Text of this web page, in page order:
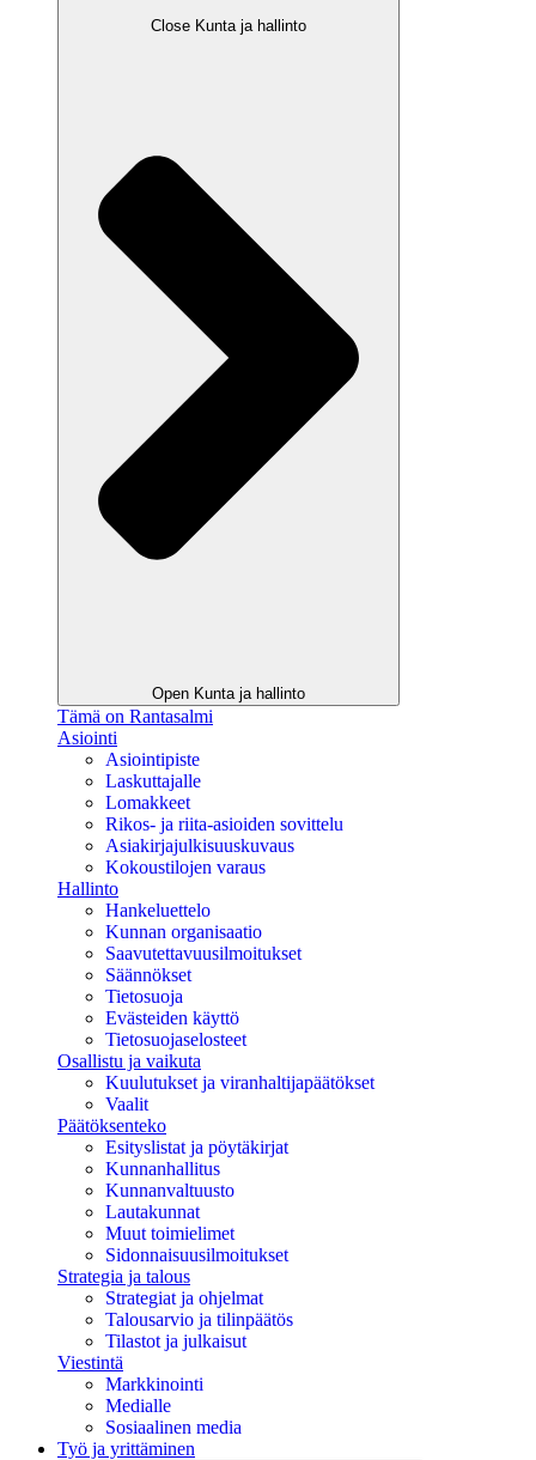
Close Kunta ja hallinto
Open Kunta ja hallinto
Tämä on Rantasalmi
Asiointi
Asiointipiste
Laskuttajalle
Lomakkeet
Rikos- ja riita-asioiden sovittelu
Asiakirjajulkisuuskuvaus
Kokoustilojen varaus
Hallinto
Hankeluettelo
Kunnan organisaatio
Saavutettavuusilmoitukset
Säännökset
Tietosuoja
Evästeiden käyttö
Tietosuojaselosteet
Osallistu ja vaikuta
Kuulutukset ja viranhaltijapäätökset
Vaalit
Päätöksenteko
Esityslistat ja pöytäkirjat
Kunnanhallitus
Kunnanvaltuusto
Lautakunnat
Muut toimielimet
Sidonnaisuusilmoitukset
Strategia ja talous
Strategiat ja ohjelmat
Talousarvio ja tilinpäätös
Tilastot ja julkaisut
Viestintä
Markkinointi
Medialle
Sosiaalinen media
Työ ja yrittäminen